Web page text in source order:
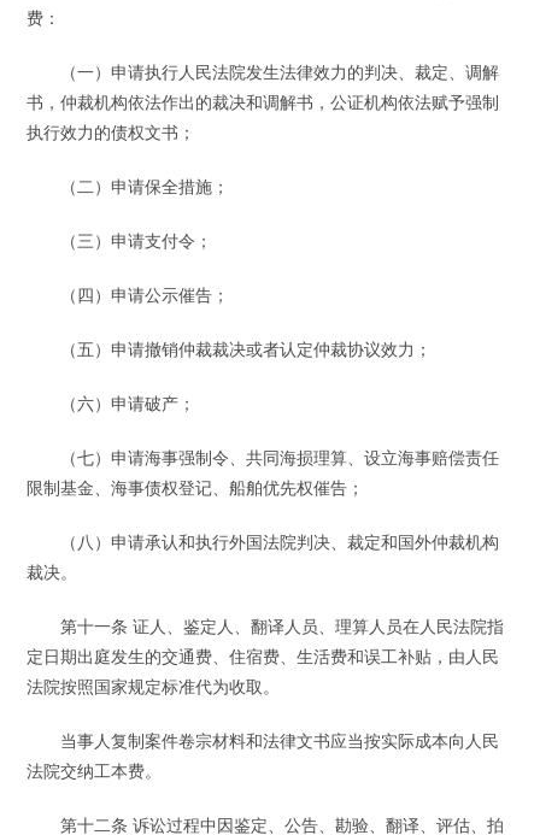
费：
（一）申请执行人民法院发生法律效力的判决、裁定、调解
书，仲裁机构依法作出的裁决和调解书，公证机构依法赋予强制
执行效力的债权文书；
（二）申请保全措施；
（三）申请支付令；
（四）申请公示催告；
（五）申请撤销仲裁裁决或者认定仲裁协议效力；
（六）申请破产；
（七）申请海事强制令、共同海损理算、设立海事赔偿责任
限制基金、海事债权登记、船舶优先权催告；
（八）申请承认和执行外国法院判决、裁定和国外仲裁机构
裁决。
第十一条 证人、鉴定人、翻译人员、理算人员在人民法院指
定日期出庭发生的交通费、住宿费、生活费和误工补贴，由人民
法院按照国家规定标准代为收取。
当事人复制案件卷宗材料和法律文书应当按实际成本向人民
法院交纳工本费。
第十二条 诉讼过程中因鉴定、公告、勘验、翻译、评估、拍